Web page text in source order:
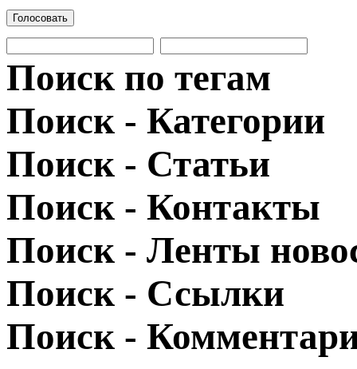
Голосовать
Поиск по тегам
Поиск - Категории
Поиск - Статьи
Поиск - Контакты
Поиск - Ленты
Поиск - Ссылки
Поиск -